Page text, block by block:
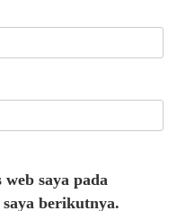
saya pada
berikutnya.